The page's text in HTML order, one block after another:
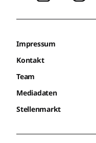
Impressum
Kontakt
Team
Mediadaten
Stellenmarkt